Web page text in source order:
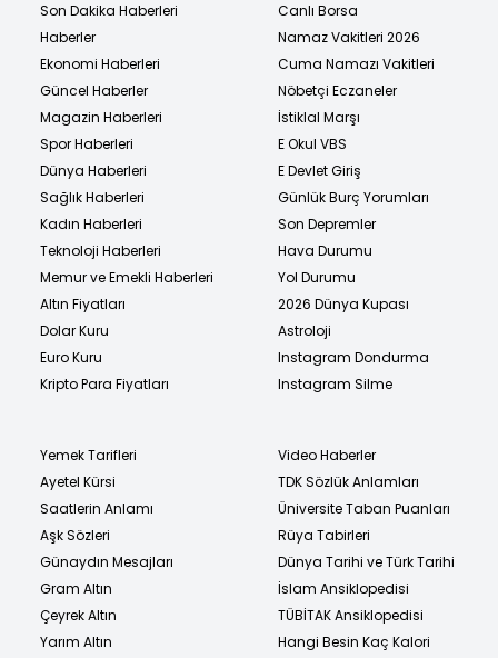
Son Dakika Haberleri
Haberler
Ekonomi Haberleri
Güncel Haberler
Magazin Haberleri
Spor Haberleri
Dünya Haberleri
Sağlık Haberleri
Kadın Haberleri
Teknoloji Haberleri
Memur ve Emekli Haberleri
Altın Fiyatları
Dolar Kuru
Euro Kuru
Kripto Para Fiyatları
Canlı Borsa
Namaz Vakitleri 2026
Cuma Namazı Vakitleri
Nöbetçi Eczaneler
İstiklal Marşı
E Okul VBS
E Devlet Giriş
Günlük Burç Yorumları
Son Depremler
Hava Durumu
Yol Durumu
2026 Dünya Kupası
Astroloji
Instagram Dondurma
Instagram Silme
Yemek Tarifleri
Ayetel Kürsi
Saatlerin Anlamı
Aşk Sözleri
Günaydın Mesajları
Gram Altın
Çeyrek Altın
Yarım Altın
Video Haberler
TDK Sözlük Anlamları
Üniversite Taban Puanları
Rüya Tabirleri
Dünya Tarihi ve Türk Tarihi
İslam Ansiklopedisi
TÜBİTAK Ansiklopedisi
Hangi Besin Kaç Kalori